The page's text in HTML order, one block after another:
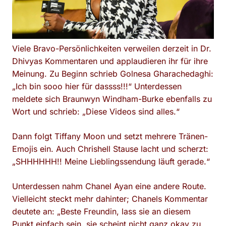
Viele Bravo-Persönlichkeiten verweilen derzeit in Dr.
Dhivyas Kommentaren und applaudieren ihr für ihre
Meinung. Zu Beginn schrieb Golnesa Gharachedaghi:
„Ich bin sooo hier für dassss!!!“ Unterdessen
meldete sich Braunwyn Windham-Burke ebenfalls zu
Wort und schrieb: „Diese Videos sind alles.“
Dann folgt Tiffany Moon und setzt mehrere Tränen-
Emojis ein. Auch Chrishell Stause lacht und scherzt:
„SHHHHHH!! Meine Lieblingssendung läuft gerade.“
Unterdessen nahm Chanel Ayan eine andere Route.
Vielleicht steckt mehr dahinter; Chanels Kommentar
deutete an: „Beste Freundin, lass sie an diesem
Punkt einfach sein, sie scheint nicht ganz okay zu